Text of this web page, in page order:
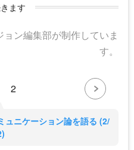
ます
ン編集部が制作していま
す。
2
ュニケーション論を語る (2/